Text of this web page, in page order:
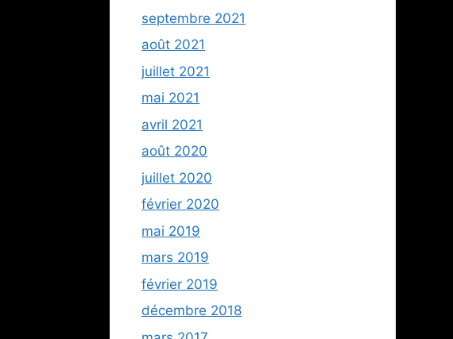
septembre 2021
août 2021
juillet 2021
mai 2021
avril 2021
août 2020
juillet 2020
février 2020
mai 2019
mars 2019
février 2019
décembre 2018